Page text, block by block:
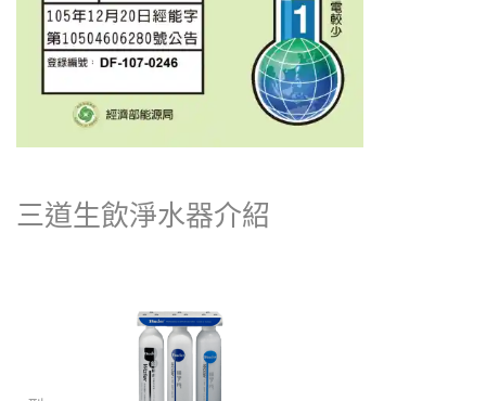
三道生飲淨水器介紹